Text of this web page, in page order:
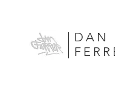
DAN